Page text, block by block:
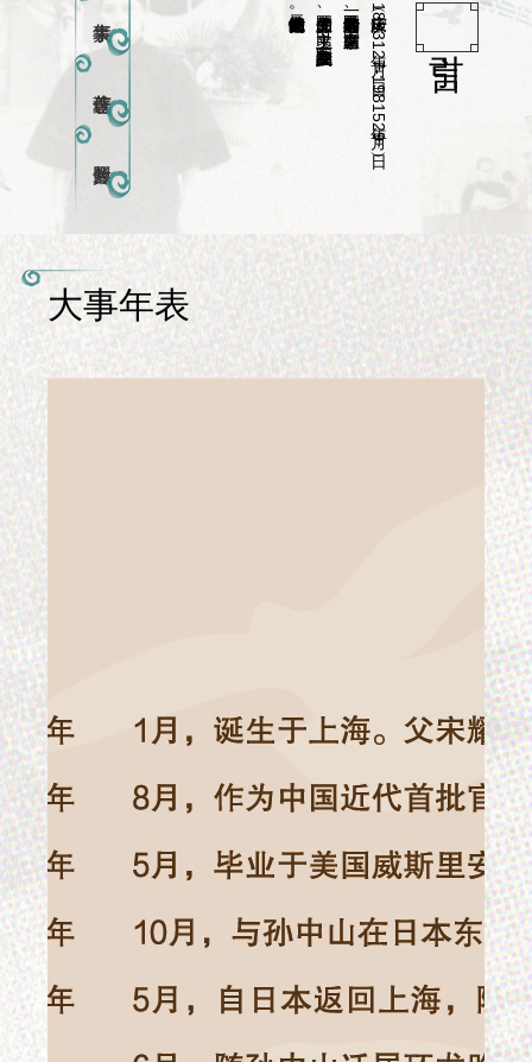
宋庆龄（1893年1月27日-1981年5月29日），
中华人民共和国的缔造者之一、国家名誉主席，
伟大的爱国主义、民主主义、国际主义和共产主义战士，
举世闻名的二十世纪的伟大女性。
大事年表